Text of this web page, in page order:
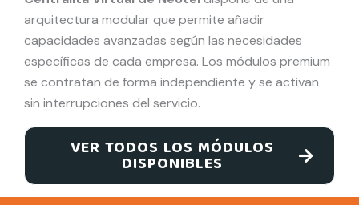
arquitectura modular que permite añadir
capacidades avanzadas según las necesidades
específicas de cada empresa. Los módulos premium
se contratan de forma independiente y se activan
sin interrupciones del servicio.
VER TODOS LOS MÓDULOS
DISPONIBLES